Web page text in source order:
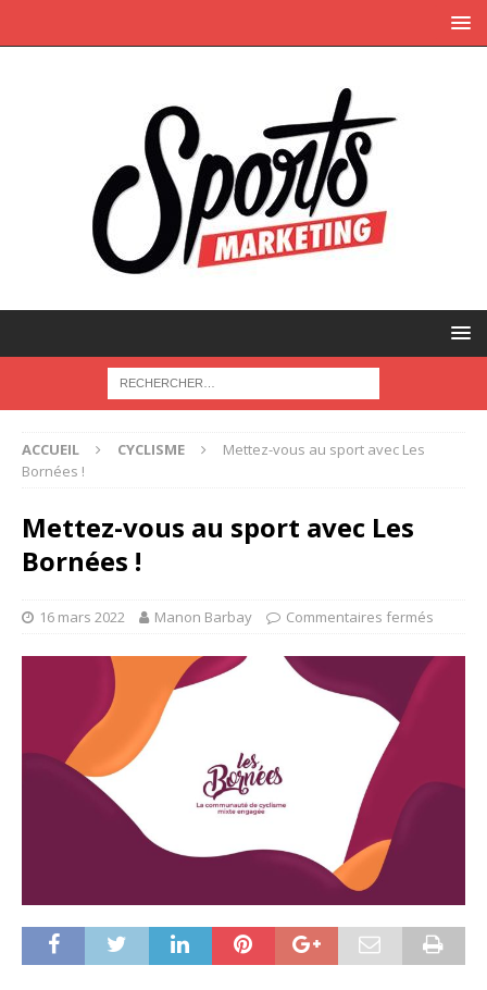
ACCUEIL CYCLISME
Mettez-vous au sport avec Les
Bornées !
Mettez-vous au sport avec Les
Bornées !
16 mars 2022 Manon Barbay Commentaires fermés